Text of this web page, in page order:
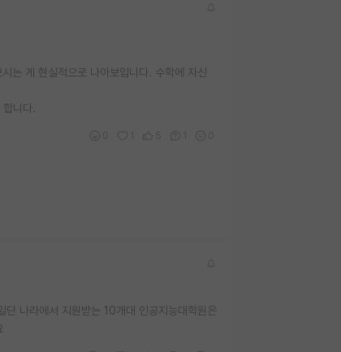
는 게 현실적으로 나아보입니다. 수학에 자신
니다.
나라에서 지원받는 10개대 인공지능대학원은